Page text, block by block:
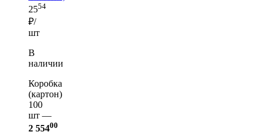
2554
₽/
шт
В
наличии
Коробка
(картон)
100
шт —
2 55400